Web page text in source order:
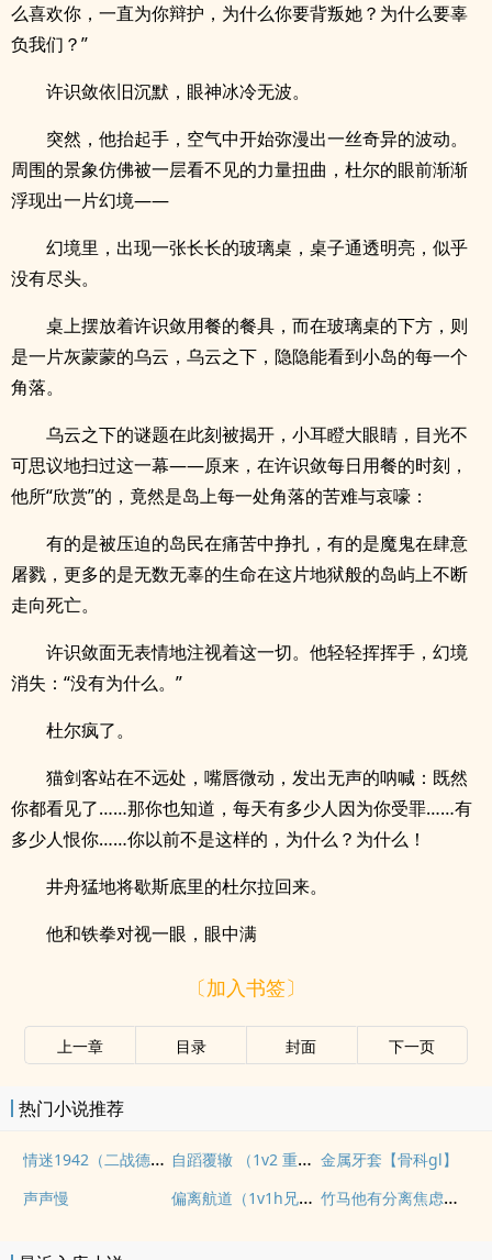
么喜欢你，一直为你辩护，为什么你要背叛她？为什么要辜
负我们？”
许识敛依旧沉默，眼神冰冷无波。
突然，他抬起手，空气中开始弥漫出一丝奇异的波动。
周围的景象仿佛被一层看不见的力量扭曲，杜尔的眼前渐渐
浮现出一片幻境——
幻境里，出现一张长长的玻璃桌，桌子通透明亮，似乎
没有尽头。
桌上摆放着许识敛用餐的餐具，而在玻璃桌的下方，则
是一片灰蒙蒙的乌云，乌云之下，隐隐能看到小岛的每一个
角落。
乌云之下的谜题在此刻被揭开，小耳瞪大眼睛，目光不
可思议地扫过这一幕——原来，在许识敛每日用餐的时刻，
他所“欣赏”的，竟然是岛上每一处角落的苦难与哀嚎：
有的是被压迫的岛民在痛苦中挣扎，有的是魔鬼在肆意
屠戮，更多的是无数无辜的生命在这片地狱般的岛屿上不断
走向死亡。
许识敛面无表情地注视着这一切。他轻轻挥挥手，幻境
消失：“没有为什么。”
杜尔疯了。
猫剑客站在不远处，嘴唇微动，发出无声的呐喊：既然
你都看见了……那你也知道，每天有多少人因为你受罪……有
多少人恨你……你以前不是这样的，为什么？为什么！
井舟猛地将歇斯底里的杜尔拉回来。
他和铁拳对视一眼，眼中满
〔加入书签〕
上一章 目录 封面 下一页
热门小说推荐
情迷1942（二战德国） 自蹈覆辙 （1v2 重生） 金属牙套【骨科gl】
声声慢
偏离航道（1v1h兄妹骨科bg） 竹马他有分离焦虑（1v1）